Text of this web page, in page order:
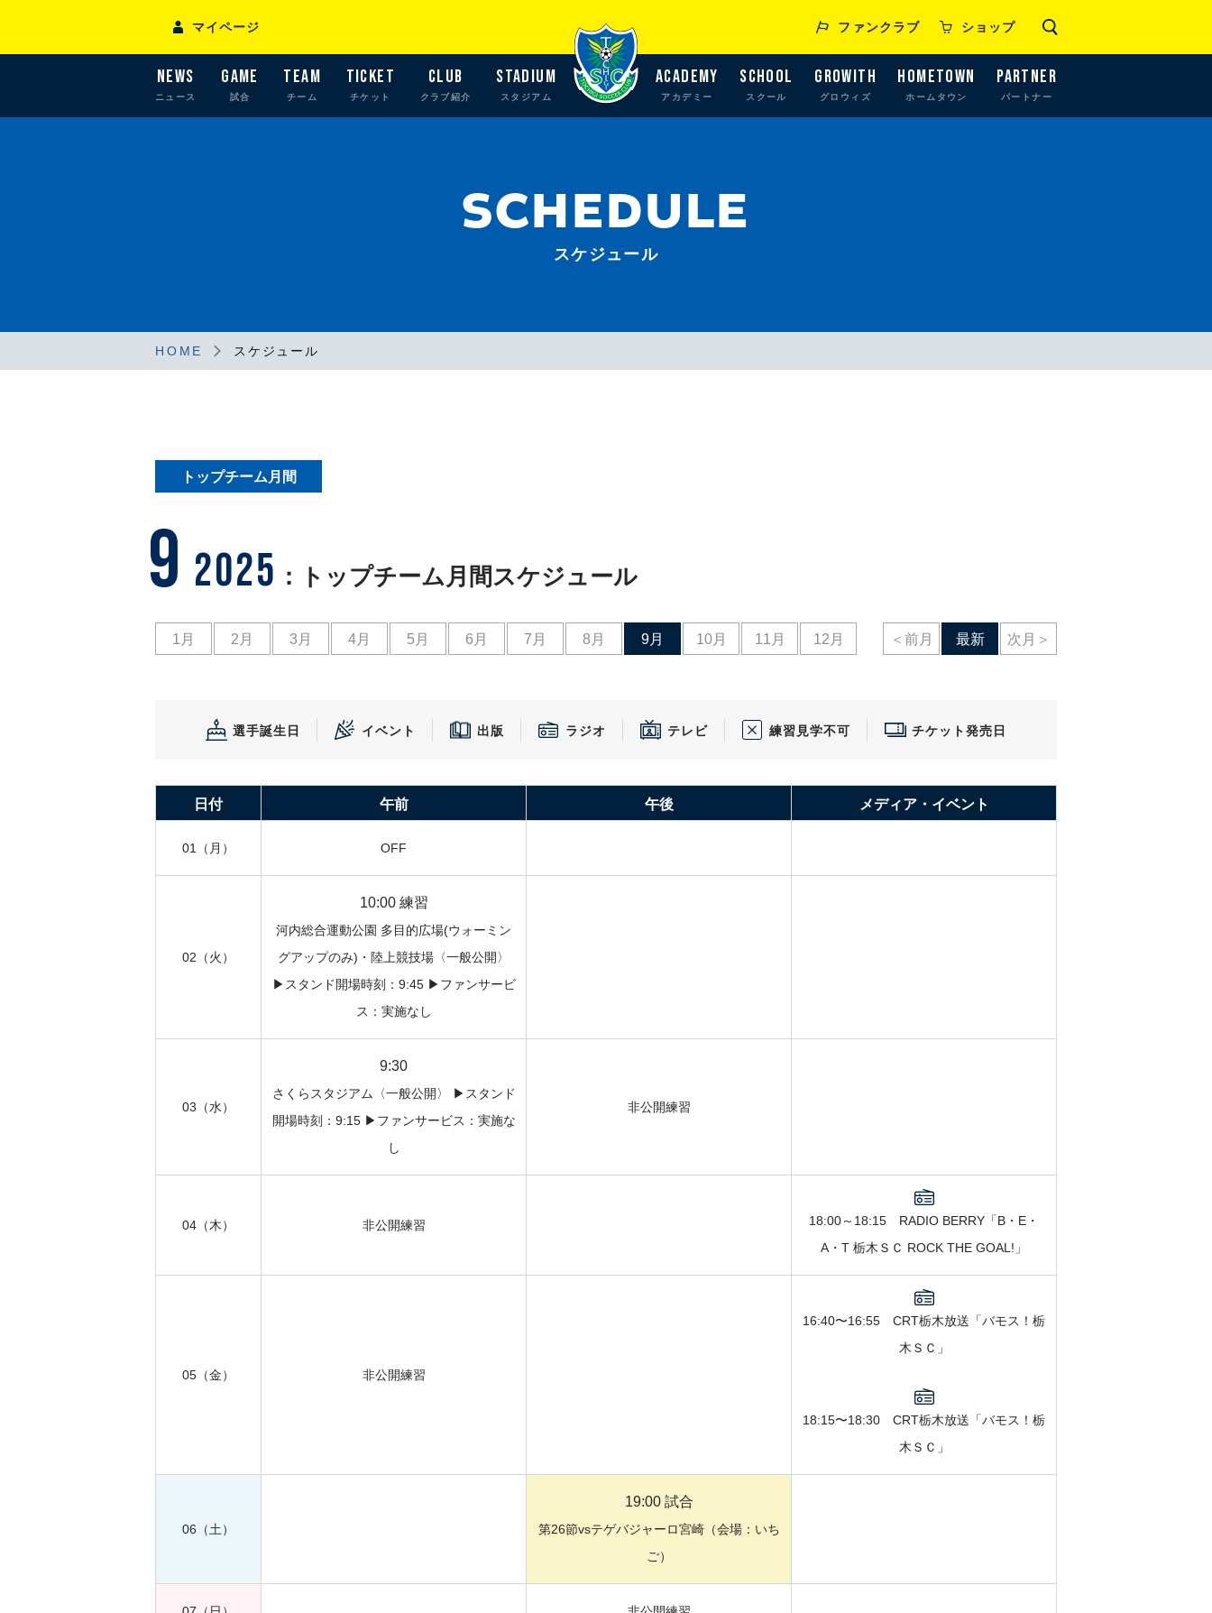
マイページ ファンクラブ ショップ
NEWS
ニュース
GAME
試合
TEAM
チーム
TICKET
チケット
CLUB
クラブ紹介
STADIUM
スタジアム
ACADEMY
アカデミー
SCHOOL
スクール
GROWITH
グロウィズ
HOMETOWN
ホームタウン
PARTNER
パートナー
SCHEDULE
スケジュール
HOME スケジュール
トップチーム月間
9 2025 ：トップチーム月間スケジュール
1月 2月 3月 4月 5月 6月 7月 8月 9月 10月 11月 12月 ＜前月 最新 次月＞
選手誕生日 イベント 出版 ラジオ テレビ 練習見学不可 チケット発売日
日付 午前 午後 メディア・ イベント
01 （月） OFF
02 （火）
10:00 練習
河内総合運動公園 多目的広場(ウォーミン
グアップのみ)・陸上競技場〈一般公開〉
▶︎スタンド開場時刻：9:45 ▶︎ファンサービ
ス：実施なし
03 （水）
9:30
さくらスタジアム〈一般公開〉 ▶︎スタンド
開場時刻：9:15 ▶︎ファンサービス：実施な
し
非公開練習
04 （木） 非公開練習
18:00～18:15 RADIO BERRY「B・E・
A・T 栃木ＳＣ ROCK THE GOAL!」
05 （金） 非公開練習
16:40〜16:55 CRT栃木放送「バモス！栃
木ＳＣ」
18:15〜18:30 CRT栃木放送「バモス！栃
木ＳＣ」
06 （土）
19:00 試合
第26節vsテゲバジャーロ宮崎（会場：いち
ご）